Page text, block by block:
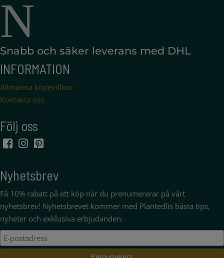
N
Snabb och säker leverans med DHL
INFORMATION
Allmänna köpevillkor
Kontakta oss
Följ oss
Nyhetsbrev
Få 10% rabatt på ett köp när du prenumererar på vårt
nyhetsbrev! Nyhetsbrevet kommer med Plantedlis bästa tips,
nyheter och exklusiva erbjudanden.